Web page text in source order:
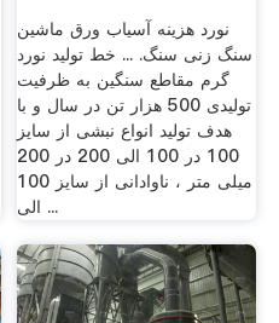
نورد هزینه آسیاب ورق ماشین
سنگ زنی سنگ. ... خط تولید نورد
گرم مقاطع سنگین به ظرفیت
تولیدی 500 هزار تن در سال و با
هدف تولید انواع نبشی از سایز
100 در 100 الی 200 در 200
میلی متر ، ناوادانی از سایز 100
الی ...